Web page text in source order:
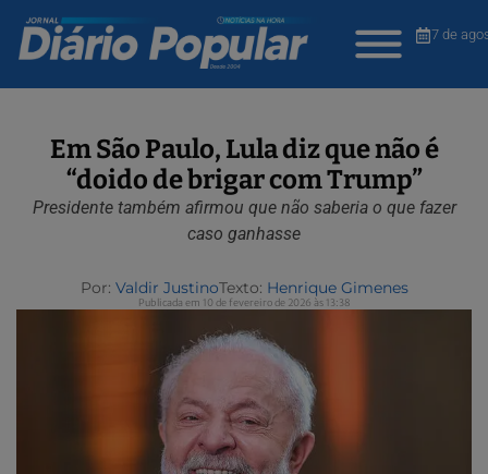
7 de
Em São Paulo, Lula diz que não é
“doido de brigar com Trump”
Presidente também afirmou que não saberia o que fazer
caso ganhasse
Por: Valdir JustinoTexto: Henrique Gimenes
Publicada em 10 de fevereiro de 2026 às 13:38